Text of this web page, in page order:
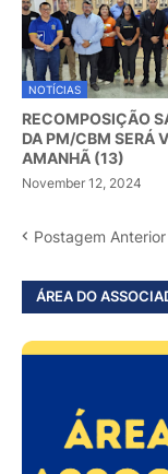
NOTÍCIAS
RECOMPOSIÇÃO
DA PM/CBM SERÁ
AMANHÃ (13)
November 12, 2024
Postagem Anterior
ÁREA DO